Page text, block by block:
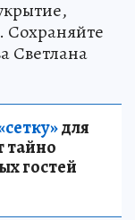
Сохраняйте
Светлана
для
тайно
гостей